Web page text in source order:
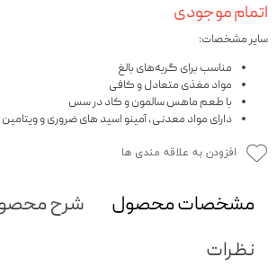
اتمام موجودی
سایر مشخصات:
مناسب برای گربه‌های بالغ
مواد مغذی متعادل و کافی
با طعم ماهس سالمون و کاد در سس
دارای مواد معدنی، آمینو اسید های ضروری و ویتامین
افزودن به علاقه مندی ها
مشخصات محصول
شرح
نظرات